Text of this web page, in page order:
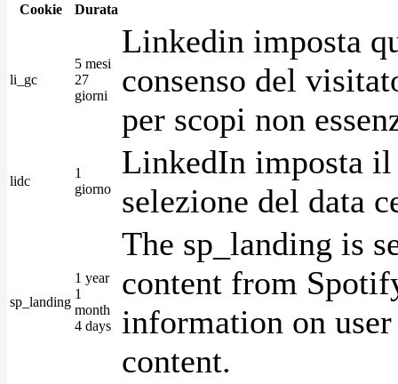
Cookie Durata
li_gc
5 mesi
27
giorni
Linkedin imposta
consenso del
per scopi non
lidc
1
giorno
LinkedIn imposta
selezione del data
sp_landing
1 year
1
month
4 days
The sp_landing is
content from
information on
content.